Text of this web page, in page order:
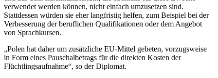
verwendet werden können, nicht einfach umzusetzen sind.
Stattdessen würden sie eher langfristig helfen, zum Beispiel bei der
Verbesserung der beruflichen Qualifikationen oder dem Angebot
von Sprachkursen.
„Polen hat daher um zusätzliche EU-Mittel gebeten, vorzugsweise
in Form eines Pauschalbetrags für die direkten Kosten der
Flüchtlingsaufnahme“, so der Diplomat.